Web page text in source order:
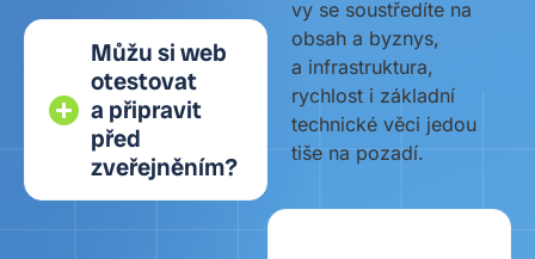
Můžu si web
otestovat
a připravit
před
zveřejněním?
vy se soustředíte na
obsah a byznys,
a infrastruktura,
rychlost i základní
technické věci jedou
tiše na pozadí.